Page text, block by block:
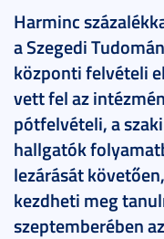
Harminc
a Szegedi
központi felvételi
vett fel az
pótfelvételi, a
hallgatók
lezárását
kezdheti meg
szeptemberében